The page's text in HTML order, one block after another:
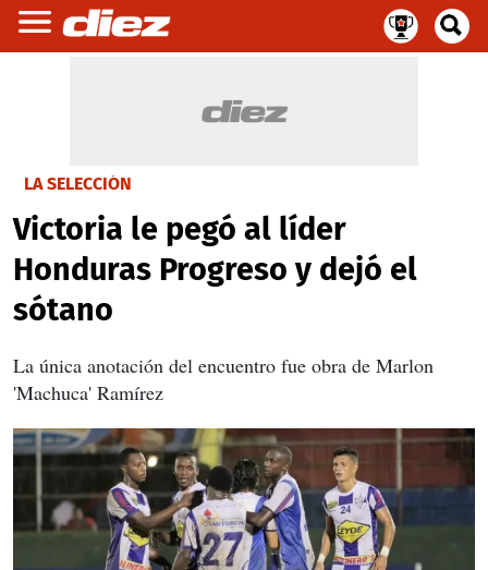
LA SELECCIÓN
Victoria le pegó al líder
Honduras Progreso y dejó el
sótano
La única anotación del encuentro fue obra de Marlon
'Machuca' Ramírez